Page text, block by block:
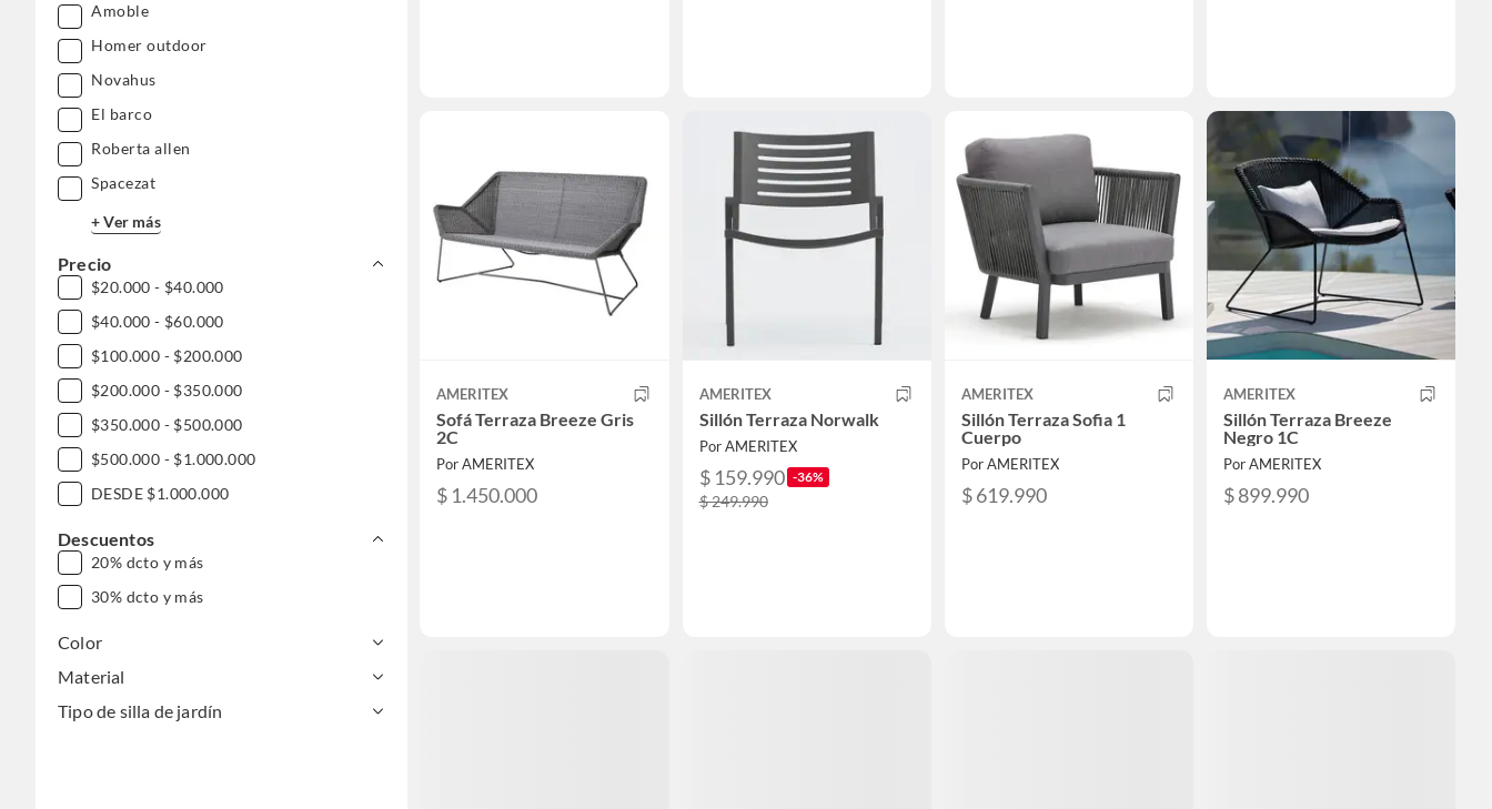
Amoble
Homer outdoor
Novahus
El barco
Roberta allen
Spacezat
+ Ver más
Precio
$20.000 - $40.000
$40.000 - $60.000
$100.000 - $200.000
$200.000 - $350.000
$350.000 - $500.000
$500.000 - $1.000.000
DESDE $1.000.000
Descuentos
20% dcto y más
30% dcto y más
Color
Material
Tipo de silla de jardín
AMERITEX
Sofá Terraza Breeze Gris
2C
Por AMERITEX
$ 1.450.000
AMERITEX
Sillón Terraza Norwalk
Por AMERITEX
$ 159.990 -36%
$ 249.990
AMERITEX
Sillón Terraza Sofia 1
Cuerpo
Por AMERITEX
$ 619.990
AMERITEX
Sillón Terraza Breeze
Negro 1C
Por AMERITEX
$ 899.990